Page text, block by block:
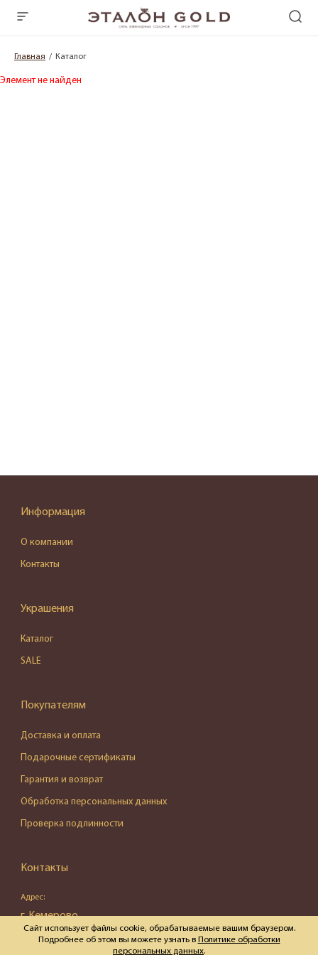
Главная Каталог
Элемент не найден
Информация
О компании
Контакты
Украшения
Каталог
SALE
Покупателям
Доставка и оплата
Подарочные сертификаты
Гарантия и возврат
Обработка персональных данных
Проверка подлинности
Контакты
Адрес:
г. Кемерово,
ул. Весенняя, д. 16, пом. 87
Сайт использует файлы cookie, обрабатываемые вашим браузером.
Подробнее об этом вы можете узнать в Политике обработки
персональных данных.